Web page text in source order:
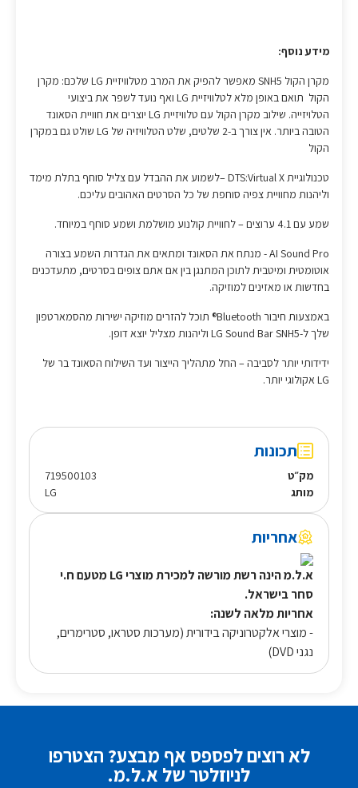
מידע נוסף:
מקרן הקול SNH5 מאפשר להפיק את המרב מטלוויזיית LG שלכם: מקרן
הקול תואם באופן מלא לטלוויזיית LG ואף נועד לשפר את ביצועי
הטלויזייה. שילוב מקרן הקול עם טלוויזיית LG יוצרים את חוויית הסאונד
הטובה ביותר. אין צורך ב-2 שלטים, שלט הטלוויזיה של LG שולט גם במקרן
הקול
טכנולוגיית DTS:Virtual X –לשמוע את ההבדל עם צליל סוחף בתלת מימד
וליהנות מחוויית צפיה סוחפת של כל הסרטים האהובים עליכם.
שמע עם 4.1 ערוצים – לחוויית קולנוע מושלמת ושמע סוחף במיוחד.
AI Sound Pro - מנתח את הסאונד ומתאים את הגדרות השמע בצורה
אוטומטית ומיטבית לתוכן המתנגן בין אם אתם צופים בסרטים, מתעדכנים
בחדשות או מאזינים למוזיקה.
באמצעות חיבור Bluetooth® תוכל להזרים מוזיקה ישירות מהסמארטפון
שלך ל-LG Sound Bar SNH5 וליהנות מצליל יוצא דופן.
ידידותי יותר לסביבה – החל מתהליך הייצור ועד השילוח הסאונד בר של
LG אקולוגי יותר.
תכונות
מק״ט
719500103
מותג
LG
אחריות
א.ל.מ הינה רשת מורשה למכירת מוצרי LG מטעם ח.י
סחר בישראל.
אחריות מלאה לשנה:
- מוצרי אלקטרוניקה בידורית (מערכות סטראו, סטרימרים,
נגני DVD)
לא רוצים לפספס אף מבצע? הצטרפו
לניוזלטר של א.ל.מ.